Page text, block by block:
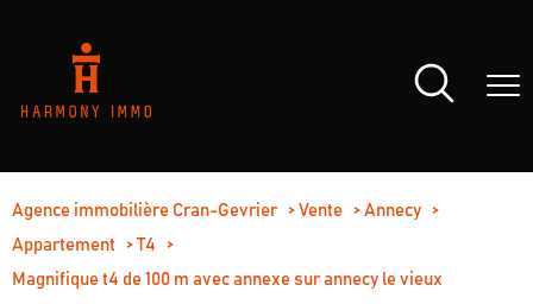
Agence immobilière Cran-Gevrier Vente
Annecy
Appartement
T4
Magnifique t4 de 100 m avec annexe sur annecy le vieux